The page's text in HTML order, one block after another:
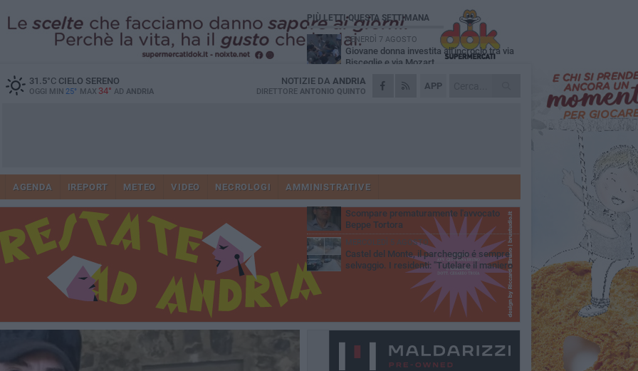
31.5°CCIELO SERENO
OGGI MIN 25° MAX 34° AD ANDRIA
APP
NOTIZIE DA ANDRIA
DIRETTORE ANTONIO QUINTO
AGENDA IREPORT METEO VIDEO NECROLOGI AMMINISTRATIVE
PIÙ LETTI QUESTA SETTIMANA
VENERDÌ 7 AGOSTO
Giovane donna investita all'incrocio tra via
Bisceglie e via Mozart
MARTEDÌ 4 AGOSTO
Cattivo odore dall’abitazione, la macabra
Andria saluta mons. Agostino Superbo:
celebrati i funerali - FOTO
GIOVEDÌ 30 LUGLIO
Scompare prematuramente l'avvocato
Beppe Tortora
MERCOLEDÌ 5 AGOSTO
Castel del Monte, il parcheggio é sempre
selvaggio. I residenti: "Tutelare il maniero
tra vivibilità e rispetto del paesaggio"